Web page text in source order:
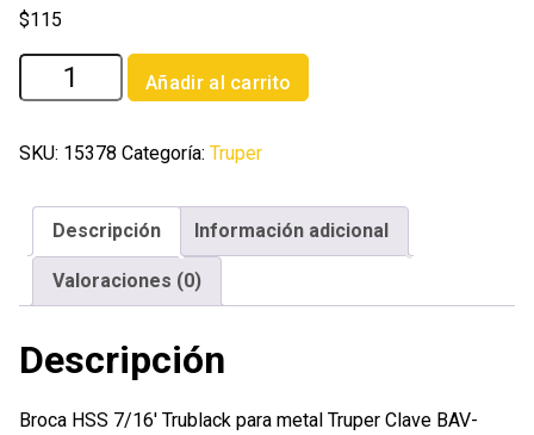
$115
Broca
HSS
Trublack
metal
Truper
cantidad
Añadir al carrito
SKU: 15378 Categoría: Truper
Descripción Información adicional
Valoraciones (0)
Descripción
Broca HSS 7/16′ Trublack para metal Truper Clave BAV-